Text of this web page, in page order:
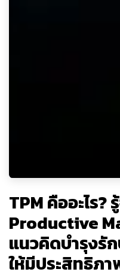
TPM คืออะไร
Productive
แนวคิดบำรุงรั
ให้มีประสิทธิภ